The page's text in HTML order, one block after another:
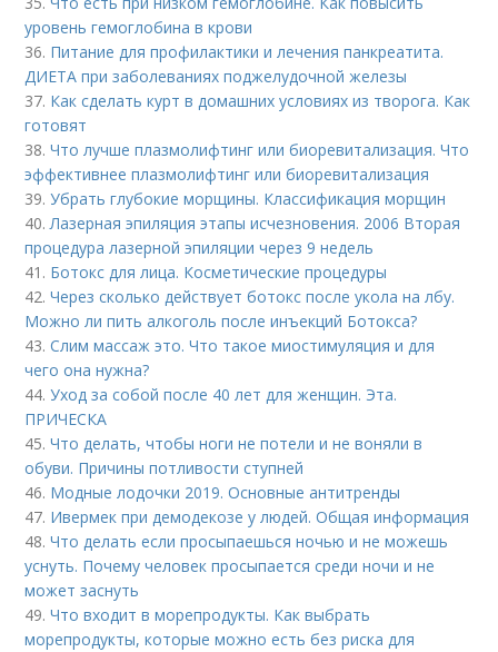
уровень гемоглобина в крови
36. Питание для профилактики и лечения панкреатита.
ДИЕТА при заболеваниях поджелудочной железы
37. Как сделать курт в домашних условиях из творога. Как
готовят
38.Что лучше плазмолифтинг или биоревитализация. Что
эффективнее плазмолифтинг или биоревитализация
39.Убрать глубокие морщины. Классификация морщин
40.Лазерная эпиляция этапы исчезновения. 2006 Вторая
процедура лазерной эпиляции через 9 недель
41. Ботокс для лица. Косметические процедуры
42.Через сколько действует ботокс после укола на лбу.
Можно ли пить алкоголь после инъекций Ботокса?
43.Слим массаж это. Что такое миостимуляция и для
чего она нужна?
44.Уход за собой после 40 лет для женщин. Эта.
ПРИЧЕСКА
45.Что делать, чтобы ноги не потели и не воняли в
обуви. Причины потливости ступней
46. Модные лодочки 2019. Основные антитренды
47. Ивермек при демодекозе у людей. Общая информация
48.Что делать если просыпаешься ночью и не можешь
уснуть. Почему человек просыпается среди ночи и не
может заснуть
49.Что входит в морепродукты. Как выбрать
морепродукты, которые можно есть без риска для